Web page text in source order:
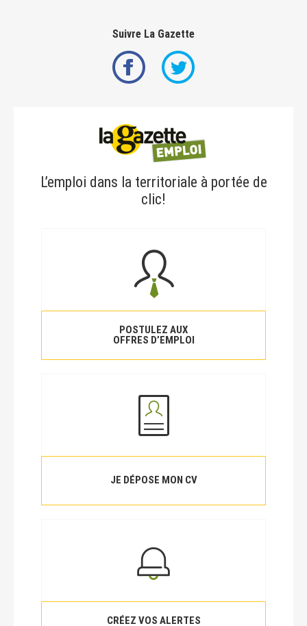
Suivre La Gazette
L’emploi dans la territoriale à portée de
clic!
POSTULEZ AUX
OFFRES D’EMPLOI
JE DÉPOSE MON CV
CRÉEZ VOS ALERTES